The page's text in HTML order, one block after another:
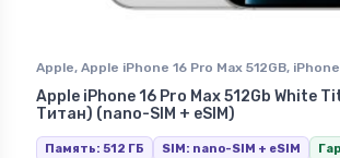
Apple, Apple iPhone 16 Pro Max 512GB,
iPhone в Ставрополе
Apple iPhone 16 Pro Max 512Gb White
Титан) (nano-SIM + eSIM)
Память: 512 ГБ SIM: nano-SIM + eSIM